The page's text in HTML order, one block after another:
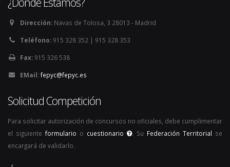
Dirección: Navas de Tolosa, 3 28013 - Madrid
Teléfono: 915 328 352 | 915 328 353
Fax: 915 326 538
EMail:fepyc@fepyc.es
Solicitud Competición
Para solicitar autorización de concursos no oficiales, debe cumplimentar
el siguiente formulario o cuestionario . Su Federación Territorial se
encargará de validarlo.